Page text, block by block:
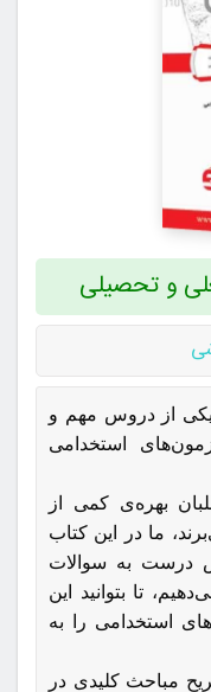
و تحصیلی
از دروس مهم و
استخدامی
بهره‌ی کمی از
ما در این کتاب
درست به سوالات
تا بتوانید این
استخدامی را به
مباحث کلیدی در